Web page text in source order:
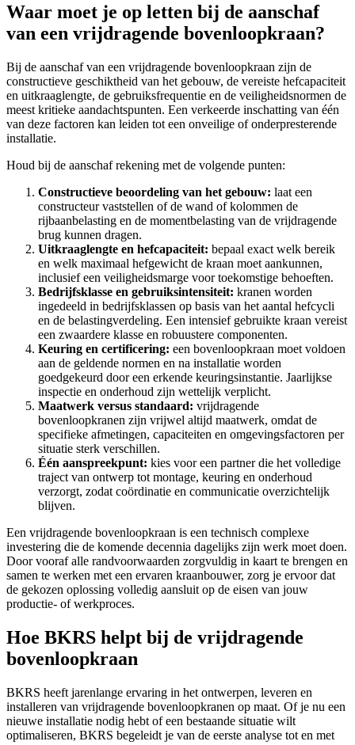
Waar moet je op letten bij de aanschaf
van een vrijdragende bovenloopkraan?
Bij de aanschaf van een vrijdragende bovenloopkraan zijn de
constructieve geschiktheid van het gebouw, de vereiste hefcapaciteit
en uitkraaglengte, de gebruiksfrequentie en de veiligheidsnormen de
meest kritieke aandachtspunten. Een verkeerde inschatting van één
van deze factoren kan leiden tot een onveilige of onderpresterende
installatie.
Houd bij de aanschaf rekening met de volgende punten:
Constructieve beoordeling van het gebouw: laat een
constructeur vaststellen of de wand of kolommen de
rijbaanbelasting en de momentbelasting van de vrijdragende
brug kunnen dragen.
Uitkraaglengte en hefcapaciteit: bepaal exact welk bereik
en welk maximaal hefgewicht de kraan moet aankunnen,
inclusief een veiligheidsmarge voor toekomstige behoeften.
Bedrijfsklasse en gebruiksintensiteit: kranen worden
ingedeeld in bedrijfsklassen op basis van het aantal hefcycli
en de belastingverdeling. Een intensief gebruikte kraan vereist
een zwaardere klasse en robuustere componenten.
Keuring en certificering: een bovenloopkraan moet voldoen
aan de geldende normen en na installatie worden
goedgekeurd door een erkende keuringsinstantie. Jaarlijkse
inspectie en onderhoud zijn wettelijk verplicht.
Maatwerk versus standaard: vrijdragende
bovenloopkranen zijn vrijwel altijd maatwerk, omdat de
specifieke afmetingen, capaciteiten en omgevingsfactoren per
situatie sterk verschillen.
Één aanspreekpunt: kies voor een partner die het volledige
traject van ontwerp tot montage, keuring en onderhoud
verzorgt, zodat coördinatie en communicatie overzichtelijk
blijven.
Een vrijdragende bovenloopkraan is een technisch complexe
investering die de komende decennia dagelijks zijn werk moet doen.
Door vooraf alle randvoorwaarden zorgvuldig in kaart te brengen en
samen te werken met een ervaren kraanbouwer, zorg je ervoor dat
de gekozen oplossing volledig aansluit op de eisen van jouw
productie- of werkproces.
Hoe BKRS helpt bij de vrijdragende
bovenloopkraan
BKRS heeft jarenlange ervaring in het ontwerpen, leveren en
installeren van vrijdragende bovenloopkranen op maat. Of je nu een
nieuwe installatie nodig hebt of een bestaande situatie wilt
optimaliseren, BKRS begeleidt je van de eerste analyse tot en met